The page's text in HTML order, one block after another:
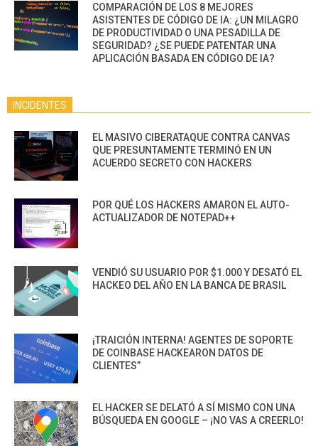
COMPARACIÓN DE LOS 8 MEJORES
ASISTENTES DE CÓDIGO DE IA: ¿UN MILAGRO
DE PRODUCTIVIDAD O UNA PESADILLA DE
SEGURIDAD? ¿SE PUEDE PATENTAR UNA
APLICACIÓN BASADA EN CÓDIGO DE IA?
INCIDENTES
EL MASIVO CIBERATAQUE CONTRA CANVAS
QUE PRESUNTAMENTE TERMINÓ EN UN
ACUERDO SECRETO CON HACKERS
POR QUÉ LOS HACKERS AMARON EL AUTO-
ACTUALIZADOR DE NOTEPAD++
VENDIÓ SU USUARIO POR $1.000 Y DESATÓ EL
HACKEO DEL AÑO EN LA BANCA DE BRASIL
¡TRAICIÓN INTERNA! AGENTES DE SOPORTE
DE COINBASE HACKEARON DATOS DE
CLIENTES”
EL HACKER SE DELATÓ A SÍ MISMO CON UNA
BÚSQUEDA EN GOOGLE – ¡NO VAS A CREERLO!